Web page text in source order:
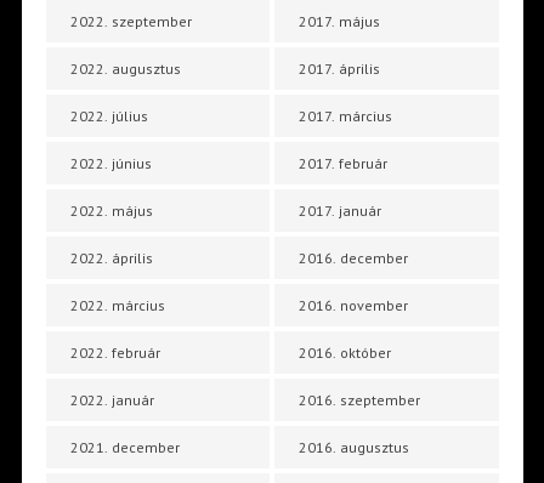
2022. szeptember
2022. augusztus
2022. július
2022. június
2022. május
2022. április
2022. március
2022. február
2022. január
2021. december
2017. május
2017. április
2017. március
2017. február
2017. január
2016. december
2016. november
2016. október
2016. szeptember
2016. augusztus